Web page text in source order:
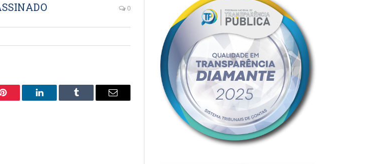
0
Pinterest LinkedIn Tumblr
E-